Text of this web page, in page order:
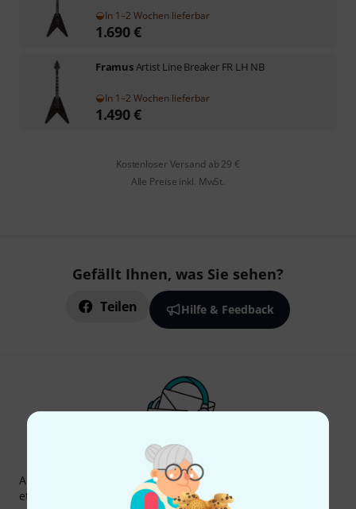
In 1–2 Wochen lieferbar
1.690€
FramusArtist Line Breaker FR LH NB
In 1–2 Wochen lieferbar
1.490€
Kostenloser Versand ab 29 €
Alle Preise inkl. MwSt.
Gefällt Ihnen, was Sie sehen?
Teilen Hilfe & Feedback
Thomann Newsletter
Abonniere den Thomann Newsletter und gewinne mit
etwas Glück einen von 50 Gutscheinenüber jeweils